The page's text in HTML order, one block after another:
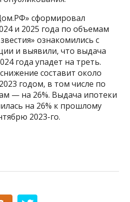
сформировал
и 2025 года по объемам
ознакомились с
и выявили, что выдача
года упадет на треть.
составит около
годом, в том числе по
— на 26%. Выдача ипотеки
на 26% к прошлому
2023-го.